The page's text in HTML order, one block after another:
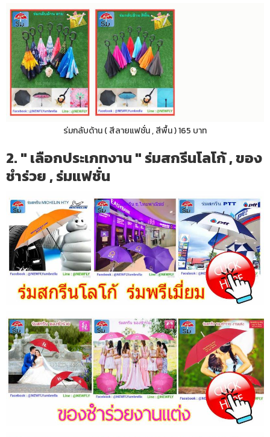
ร่มกลับด้าน ( สีลายแฟชั่น , สีพื้น ) 165 บาท
2. " เลือกประเภทงาน " ร่มสกรีนโลโก้ , ของ
ชำร่วย , ร่มแฟชั่น